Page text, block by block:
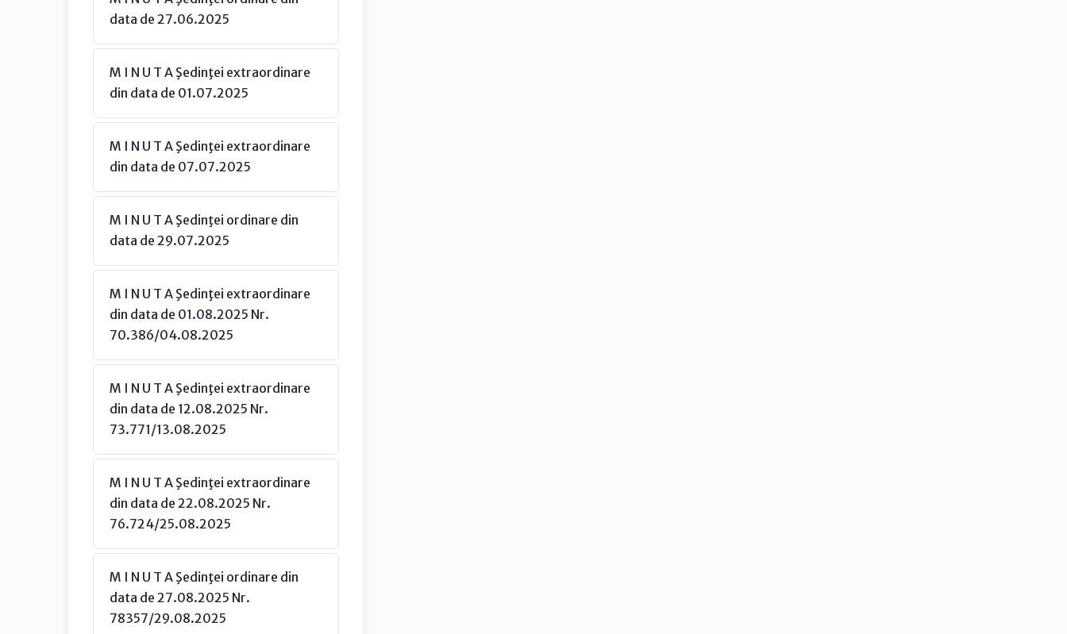
data de 27.06.2025
M I N U T A Şedinţei extraordinare
din data de 01.07.2025
M I N U T A Şedinţei extraordinare
din data de 07.07.2025
M I N U T A Şedinţei ordinare din
data de 29.07.2025
M I N U T A Şedinţei extraordinare
din data de 01.08.2025 Nr.
70.386/04.08.2025
M I N U T A Şedinţei extraordinare
din data de 12.08.2025 Nr.
73.771/13.08.2025
M I N U T A Şedinţei extraordinare
din data de 22.08.2025 Nr.
76.724/25.08.2025
M I N U T A Şedinţei ordinare din
data de 27.08.2025 Nr.
78357/29.08.2025